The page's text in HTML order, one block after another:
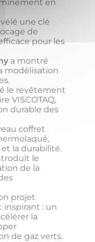
en
une clé
de
pour les
a montré
modélisation
le revêtement
VISCOTAQ,
durable des
coffret
la durabilité.
le
de la
projet
inspirant : un
la
de gaz verts.